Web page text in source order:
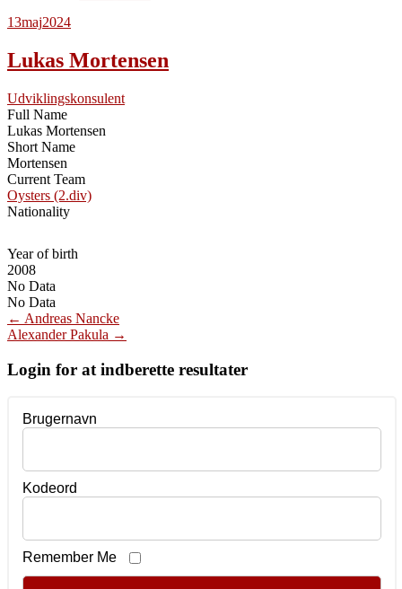
13maj2024
Lukas Mortensen
Udviklingskonsulent
Full Name
Lukas Mortensen
Short Name
Mortensen
Current Team
Oysters (2.div)
Nationality
Year of birth
2008
No Data
No Data
Post
navigation
← Andreas Nancke
Alexander Pakula →
Login for at indberette resultater
Brugernavn
Kodeord
Remember Me